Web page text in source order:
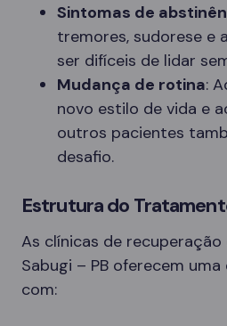
Sintomas de
tremores, sudorese e
ser difíceis de lidar
Mudança de rotina:
novo estilo de vida e
outros pacientes
desafio.
Estrutura do
As clínicas de recuperação
Sabugi – PB oferecem
com: